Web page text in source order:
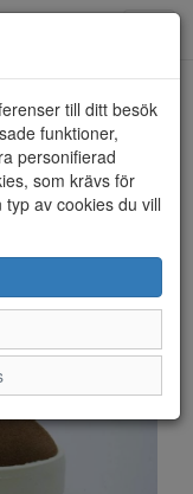
till ditt besök
funktioner,
personifierad
som krävs för
av cookies du vill